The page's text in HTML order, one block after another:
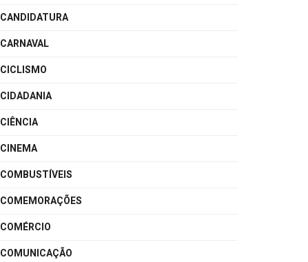
CANDIDATURA
CARNAVAL
CICLISMO
CIDADANIA
CIÊNCIA
CINEMA
COMBUSTÍVEIS
COMEMORAÇÕES
COMÉRCIO
COMUNICAÇÃO